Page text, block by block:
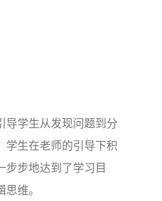
导学生从发现问题到分
学生在老师的引导下积
步步地达到了学习目
维。